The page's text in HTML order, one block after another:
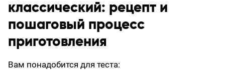
классический: рецепт и
пошаговый процесс
приготовления
Вам понадобится для теста: